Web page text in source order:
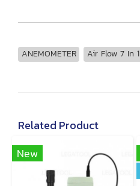
ANEMOMETER Air Flow 7 In 1
Related Product
New